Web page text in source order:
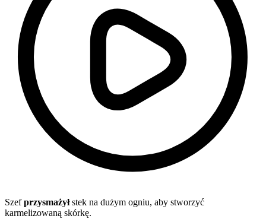
Szefprzysmażyłstek na dużym ogniu, aby stworzyć
karmelizowaną skórkę.